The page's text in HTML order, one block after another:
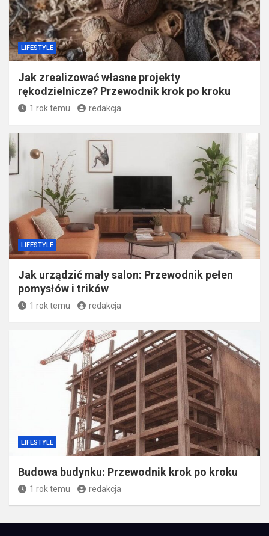
LIFESTYLE
Jak zrealizować własne projekty
rękodzielnicze? Przewodnik krok po kroku
1 rok temu redakcja
LIFESTYLE
Jak urządzić mały salon: Przewodnik pełen
pomysłów i trików
1 rok temu redakcja
LIFESTYLE
Budowa budynku: Przewodnik krok po kroku
1 rok temu redakcja